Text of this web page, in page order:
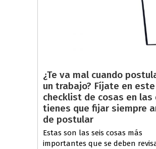
¿Te va mal cuando
un trabajo? Fíjate en este
checklist de cosas en las
tienes que fijar siempre
de postular
Estas son las seis cosas más
importantes que se deben